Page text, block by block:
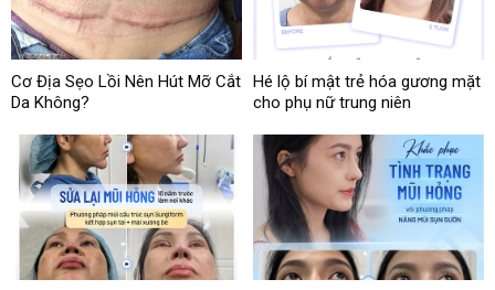
Cơ Địa Sẹo Lồi Nên Hút Mỡ Cắt
Da Không?
Hé lộ bí mật trẻ hóa gương mặt
cho phụ nữ trung niên